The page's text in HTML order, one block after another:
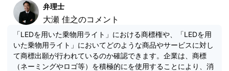
弁理士
大瀬 佳之のコメント
「LEDを用いた乗物用ライト」における商標権や、「LEDを用
いた乗物用ライト」においてどのような商品やサービスに対し
て商標出願が行われているのか確認できます。企業は、商標
（ネーミングやロゴ等）を積極的にを使用することにより、消